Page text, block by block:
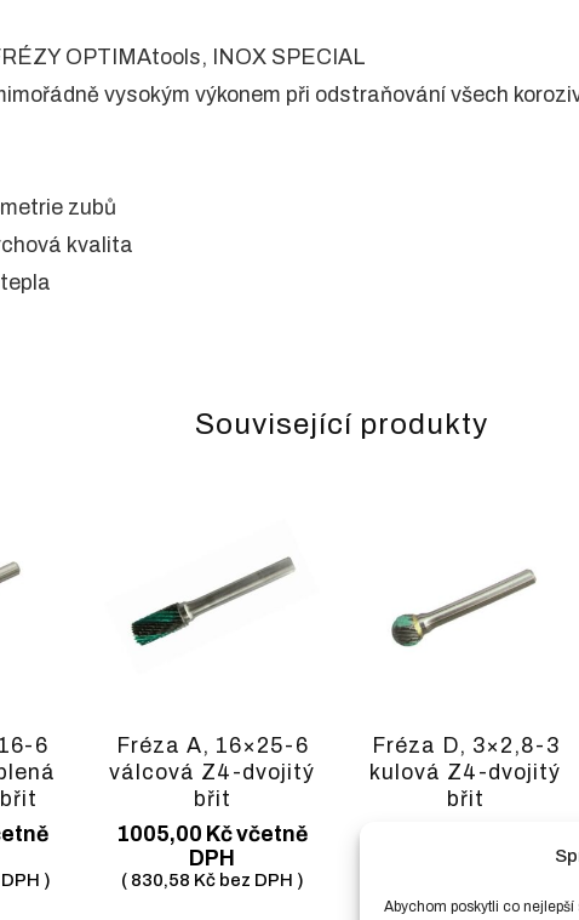
Abychom poskytli co
OPTIMAtools, INOX SPECIAL
vysokým výkonem při odstraňování všech
zubů
kvalita
Související produkty
6
)
Fréza A, 16×25-6
válcová Z4-dvojitý
břit
1005,00 Kčvčetně
DPH
( 830,58 Kčbez DPH )
Fréza D, 3×2,8-3
kulová Z4-dvojitý
břit